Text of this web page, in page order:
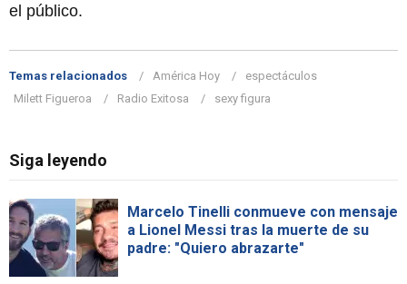
el público.
Temas relacionados América Hoy
espectáculos
Milett Figueroa
Radio Exitosa sexy figura
Siga leyendo
Marcelo Tinelli conmueve con mensaje
a Lionel Messi tras la muerte de su
padre: "Quiero abrazarte"